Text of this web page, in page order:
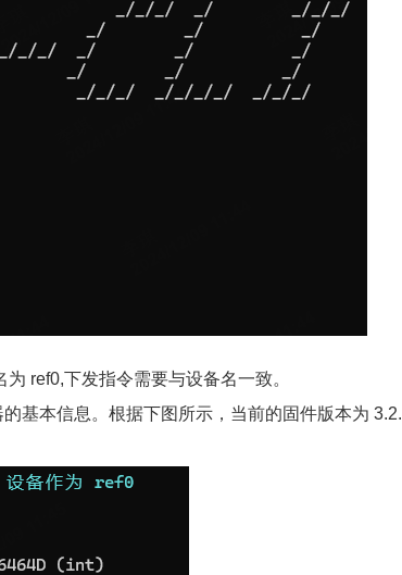
ref0,下发指令需要与设备名一致。
基本信息。根据下图所示，当前的固件版本为 3.2.